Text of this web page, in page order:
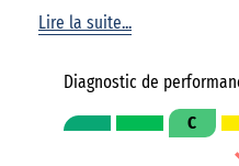
Lire la suite...
Diagnostic de
C